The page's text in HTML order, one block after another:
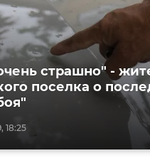
18:25
страшно" -
поселка о